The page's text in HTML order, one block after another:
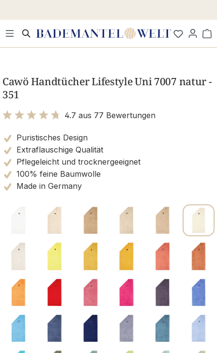
Cawö Handtücher Lifestyle Uni 7007 natur -
351
4.7 aus 77 Bewertungen
Puristisches Design
Extraflauschige Qualität
Pflegeleicht und trocknergeeignet
100% feine Baumwolle
Made in Germany